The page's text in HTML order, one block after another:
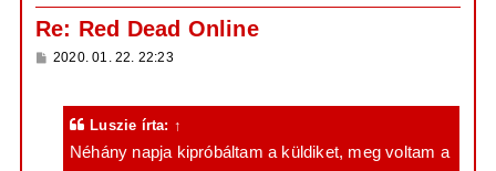
Re: Red Dead Online
H
2020. 01. 22. 22:23
Luszie írta: ↑
Néhány napja kipróbáltam a küldiket, meg voltam a